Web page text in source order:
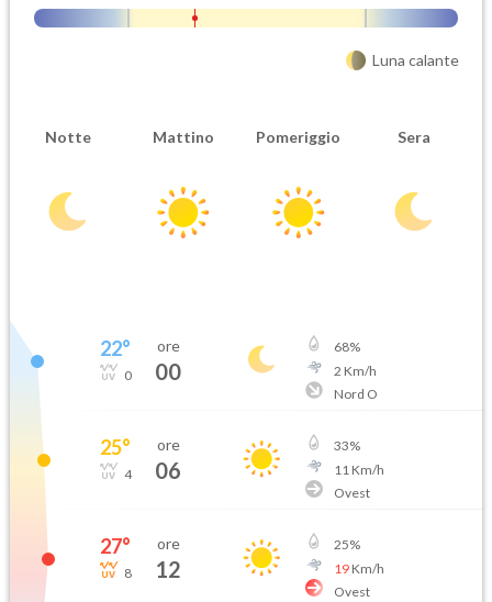
Luna calante
Notte Mattino Pomeriggio Sera
22°
0
ore
00
68%
2 Km/h
Nord O
25°
4
ore
06
33%
11 Km/h
Ovest
27°
8
ore
12
25%
19Km/h
Ovest